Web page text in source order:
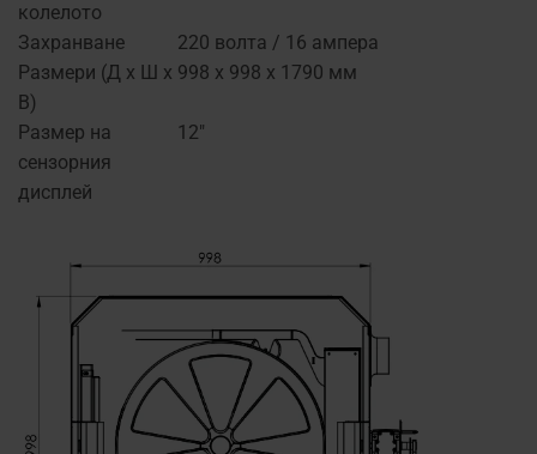
колелото
Захранване
220 волта / 16 ампера
Размери (Д x Ш x
В)
998 x 998 x 1790 мм
Размер на
сензорния
дисплей
12″